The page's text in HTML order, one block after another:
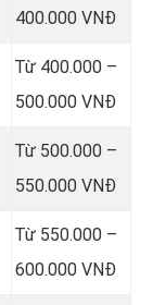
400.000 VNĐ
Từ 400.000 –
500.000 VNĐ
Từ 500.000 –
550.000 VNĐ
Từ 550.000 –
600.000 VNĐ